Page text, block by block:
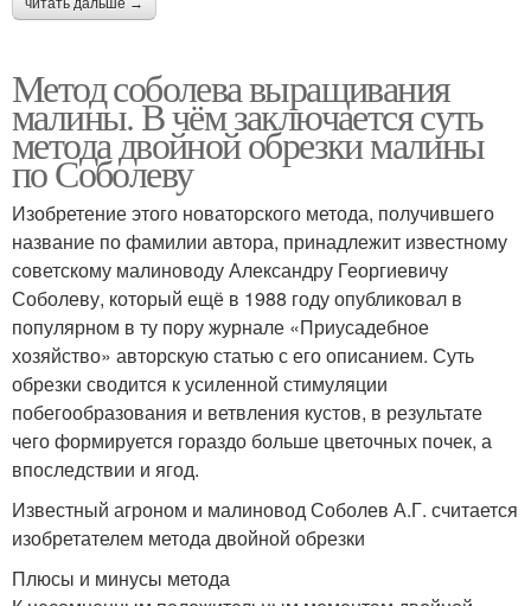
читать дальше →
Метод соболева выращивания
малины. В чём заключается суть
метода двойной обрезки малины
по Соболеву
Изобретение этого новаторского метода, получившего
название по фамилии автора, принадлежит известному
советскому малиноводу Александру Георгиевичу
Соболеву, который ещё в 1988 году опубликовал в
популярном в ту пору журнале «Приусадебное
хозяйство» авторскую статью с его описанием. Суть
обрезки сводится к усиленной стимуляции
побегообразования и ветвления кустов, в результате
чего формируется гораздо больше цветочных почек, а
впоследствии и ягод.
Известный агроном и малиновод Соболев А.Г. считается
изобретателем метода двойной обрезки
Плюсы и минусы метода